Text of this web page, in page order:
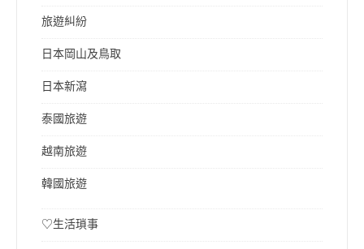
旅遊糾紛
日本岡山及鳥取
日本新瀉
泰國旅遊
越南旅遊
韓國旅遊
♡生活瑣事